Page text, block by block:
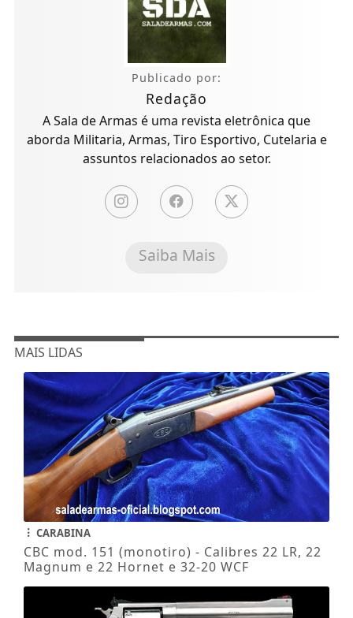
Publicado por:
Redação
A Sala de Armas é uma revista eletrônica que
aborda Militaria, Armas, Tiro Esportivo, Cutelaria e
assuntos relacionados ao setor.
Saiba Mais
MAIS LIDAS
CARABINA
CBC mod. 151 (monotiro) - Calibres 22 LR, 22
Magnum e 22 Hornet e 32-20 WCF